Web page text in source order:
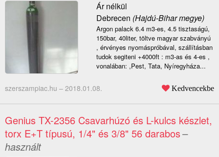
Ár nélkül
Debrecen (Hajdú-Bihar megye)
Argon palack 6.4 m3-es, 4.5 tisztaságú,
150bar, 40liter, töltve magyar szabványú
, érvényes nyomáspróbával, szállításban
tudok segiteni +4000ft : m3-as és 4-es ,
vonalában: ,Pest, Tata, Nyíregyháza...
szerszampiac.hu – 2018.01.08. Kedvencekbe
Genius TX-2356 Csavarhúzó és L-kulcs készlet,
torx E+T típusú, 1/4" és 3/8" 56 darabos–
használt